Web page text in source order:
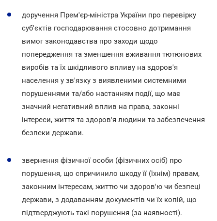
доручення Прем'єр-міністра України про перевірку
суб'єктів господарювання стосовно дотримання
вимог законодавства про заходи щодо
попередження та зменшення вживання тютюнових
виробів та їх шкідливого впливу на здоров'я
населення у зв'язку з виявленими системними
порушеннями та/або настанням події, що має
значний негативний вплив на права, законні
інтереси, життя та здоров'я людини та забезпечення
безпеки держави.
звернення фізичної особи (фізичних осіб) про
порушення, що спричинило шкоду її (їхнім) правам,
законним інтересам, життю чи здоров'ю чи безпеці
держави, з додаванням документів чи їх копій, що
підтверджують такі порушення (за наявності).